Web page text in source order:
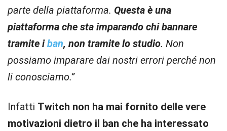
parte della piattaforma. Questa è una
piattaforma che sta imparando chi bannare
tramite iban, non tramite lo studio. Non
possiamo imparare dai nostri errori perché non
li conosciamo.”
Infatti Twitch non ha mai fornito delle vere
motivazioni dietro il ban che ha interessato